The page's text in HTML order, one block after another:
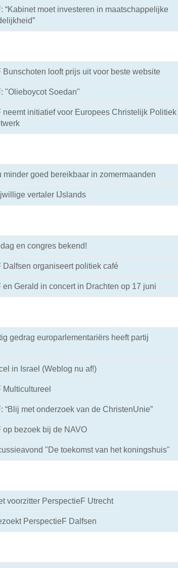
“Kabinet moet investeren in maatschappelijke
Bunschoten looft prijs uit voor beste website
"Olieboycot Soedan"
neemt initiatief voor Europees Christelijk Politiek
minder goed bereikbaar in zomermaanden
vertaler IJslands
en congres bekend!
Dalfsen organiseert politiek café
en Gerald in concert in Drachten op 17 juni
gedrag europarlementariërs heeft partij
in Israel (Weblog nu af!)
Multicultureel
“Blij met onderzoek van de ChristenUnie”
op bezoek bij de NAVO
"De toekomst van het koningshuis"
voorzitter PerspectieF Utrecht
PerspectieF Dalfsen